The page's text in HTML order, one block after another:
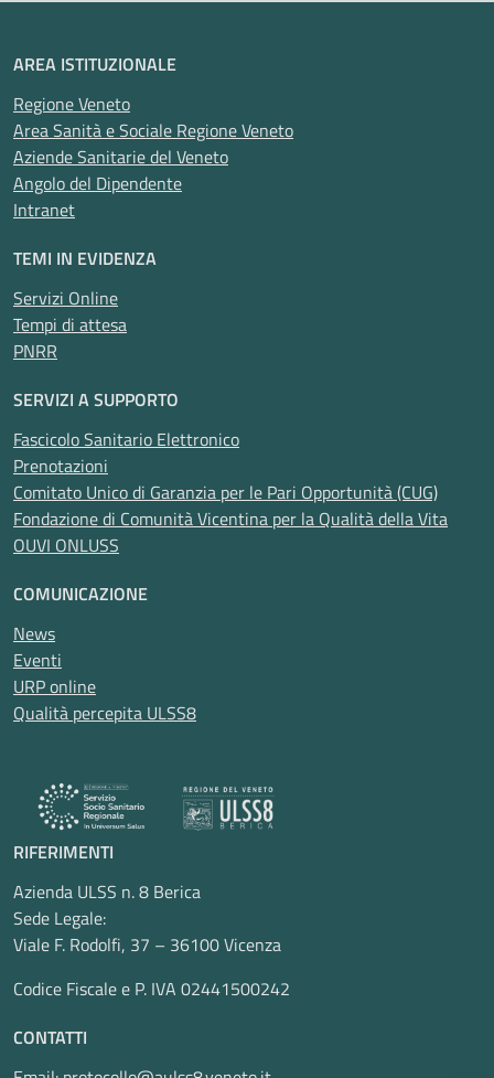
AREA ISTITUZIONALE
Regione Veneto
Area Sanità e Sociale Regione Veneto
Aziende Sanitarie del Veneto
Angolo del Dipendente
Intranet
TEMI IN EVIDENZA
Servizi Online
Tempi di attesa
PNRR
SERVIZI A SUPPORTO
Fascicolo Sanitario Elettronico
Prenotazioni
Comitato Unico di Garanzia per le Pari Opportunità (CUG)
Fondazione di Comunità Vicentina per la Qualità della Vita
OUVI ONLUSS
COMUNICAZIONE
News
Eventi
URP online
Qualità percepita ULSS8
RIFERIMENTI
Azienda ULSS n. 8 Berica
Sede Legale:
Viale F. Rodolfi, 37 – 36100 Vicenza
Codice Fiscale e P. IVA 02441500242
CONTATTI